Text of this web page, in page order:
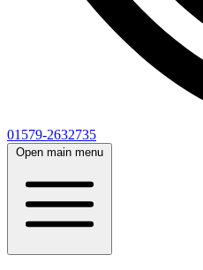
01579-2632735
Open main menu